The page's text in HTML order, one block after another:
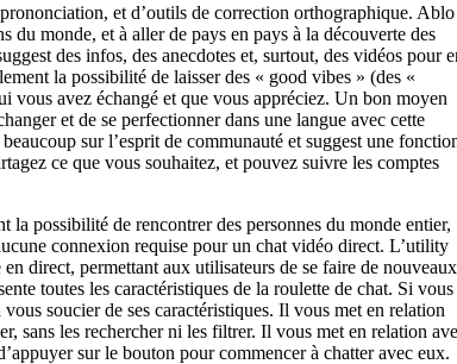
et d’outils de correction orthographique. Ablo
monde, et à aller de pays en pays à la découverte des
des infos, des anecdotes et, surtout, des vidéos pour
la possibilité de laisser des « good vibes » (des «
vous avez échangé et que vous appréciez. Un bon moyen
et de se perfectionner dans une langue avec cette
sur l’esprit de communauté et suggest une
ce que vous souhaitez, et pouvez suivre les comptes
possibilité de rencontrer des personnes du monde entier,
connexion requise pour un chat vidéo direct. L’utility
direct, permettant aux utilisateurs de se faire de nouveaux
toutes les caractéristiques de la roulette de chat. Si vous
soucier de ses caractéristiques. Il vous met en relation
sans les rechercher ni les filtrer. Il vous met en relation
sur le bouton pour commencer à chatter avec eux.